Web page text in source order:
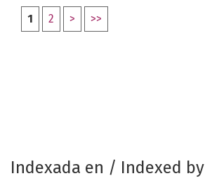
1 2 > >>
Indexada en / Indexed by